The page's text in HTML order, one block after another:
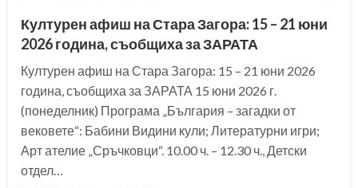
Културен афиш на Стара Загора: 15 – 21 юни
2026 година, съобщиха за ЗАРАТА
Културен афиш на Стара Загора: 15 – 21 юни 2026
година, съобщиха за ЗАРАТА 15 юни 2026 г.
(понеделник) Програма „България – загадки от
вековете“: Бабини Видини кули; Литературни игри;
Арт ателие „Сръчковци“. 10.00 ч. – 12.30 ч., Детски
отдел…